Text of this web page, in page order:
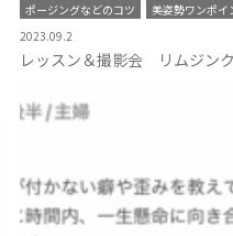
ポージングなどのコツ
美姿勢ワンポイ
2023.09.2
レッスン＆撮影会 リムジン